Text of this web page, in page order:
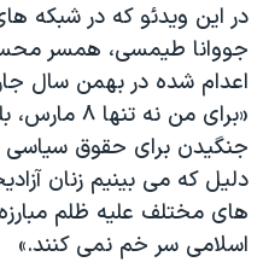
قانون شفافیت دارائی کادر
اعتراضات مردمی آبان ۹۸
اسرائیل در جنگ
نرگس محمدی برنده جایزه
همایش محافظه‌کاران آمریکا
صفحه‌های ویژه
در این ویدئو که در شبکه
جووانا طیمسی، همسر
اعدام شده در بهمن سال
«برای من نە
جنگیدن برای حقوق سیاسی
دلیل کە می بینیم زنان
های مختلف علیە ظلم
اسلامی سر خم نمی کنند.»